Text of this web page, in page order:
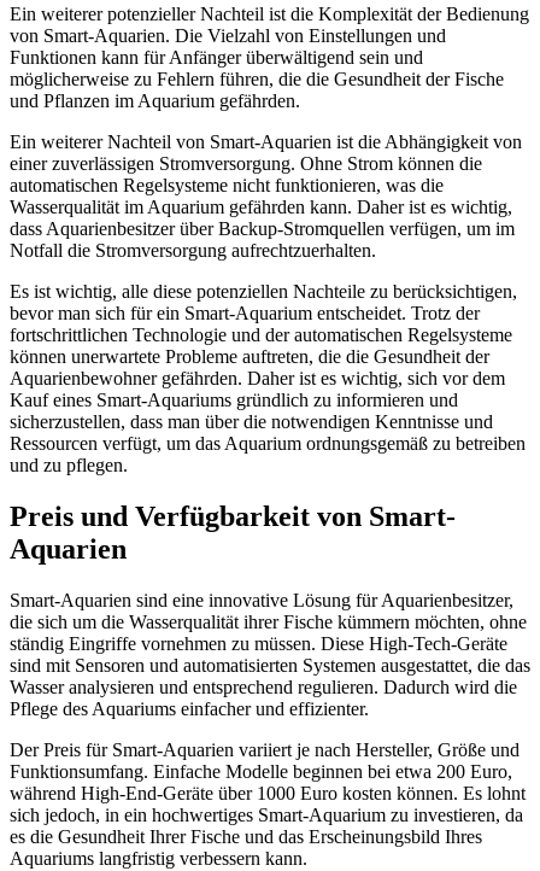
Ein weiterer potenzieller Nachteil ist die Komplexität der Bedienung
von Smart-Aquarien. Die Vielzahl von Einstellungen und
Funktionen kann für Anfänger überwältigend sein und
möglicherweise zu Fehlern führen, die die Gesundheit der Fische
und Pflanzen im Aquarium gefährden.
Ein weiterer Nachteil von Smart-Aquarien ist die Abhängigkeit von
einer zuverlässigen Stromversorgung. Ohne Strom können die
automatischen Regelsysteme nicht funktionieren, was die
Wasserqualität im Aquarium gefährden kann. Daher ist es wichtig,
dass Aquarienbesitzer über Backup-Stromquellen verfügen, um im
Notfall die Stromversorgung aufrechtzuerhalten.
Es ist wichtig, alle diese potenziellen Nachteile zu berücksichtigen,
bevor man sich für ein Smart-Aquarium entscheidet. Trotz der
fortschrittlichen Technologie und der automatischen Regelsysteme
können unerwartete Probleme auftreten, die die Gesundheit der
Aquarienbewohner gefährden. Daher ist es wichtig, sich vor dem
Kauf eines Smart-Aquariums gründlich zu informieren und
sicherzustellen, dass man über die notwendigen Kenntnisse und
Ressourcen verfügt, um das Aquarium ordnungsgemäß zu betreiben
und zu pflegen.
Preis und Verfügbarkeit von Smart-
Aquarien
Smart-Aquarien sind eine innovative Lösung für Aquarienbesitzer,
die sich um die Wasserqualität ihrer Fische kümmern möchten, ohne
ständig Eingriffe vornehmen zu müssen. Diese High-Tech-Geräte
sind mit Sensoren und automatisierten Systemen ausgestattet, die das
Wasser analysieren und entsprechend regulieren. Dadurch wird die
Pflege des Aquariums einfacher und effizienter.
Der Preis für Smart-Aquarien variiert je nach Hersteller, Größe und
Funktionsumfang. Einfache Modelle beginnen bei etwa 200 Euro,
während High-End-Geräte über 1000 Euro kosten können. Es lohnt
sich jedoch, in ein hochwertiges Smart-Aquarium zu investieren, da
es die Gesundheit Ihrer Fische und das Erscheinungsbild Ihres
Aquariums langfristig verbessern kann.